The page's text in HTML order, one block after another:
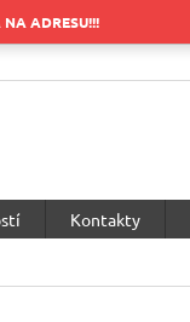
ADRESU!!!
Kontakty